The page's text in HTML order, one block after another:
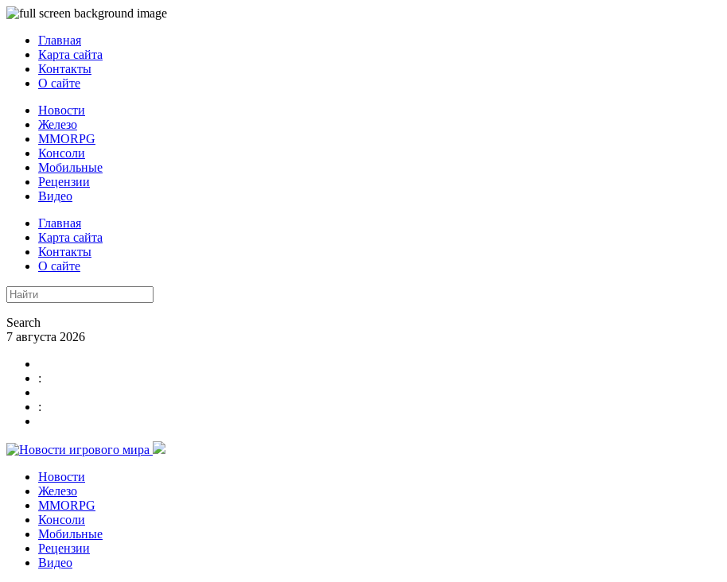
Главная
Карта сайта
Контакты
О сайте
Новости
Железо
MMORPG
Консоли
Мобильные
Рецензии
Видео
Главная
Карта сайта
Контакты
О сайте
Search
7 августа 2026
:
:
Новости
Железо
MMORPG
Консоли
Мобильные
Рецензии
Видео